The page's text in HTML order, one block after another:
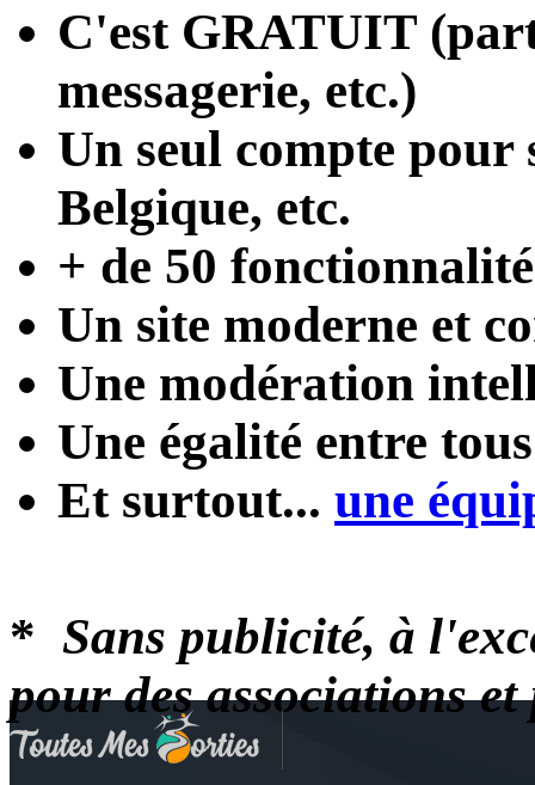
C'est GRATUIT
messagerie, etc.)
Un seul compte pour
Belgique, etc.
+ de 50
Un site moderne et
Une modération
Une égalité entre
Et surtout... une
* Sans publicité, à
pour des associations